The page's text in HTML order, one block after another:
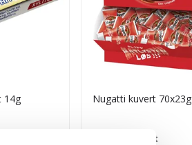
14g Nugatti kuvert 70x23g
/krt